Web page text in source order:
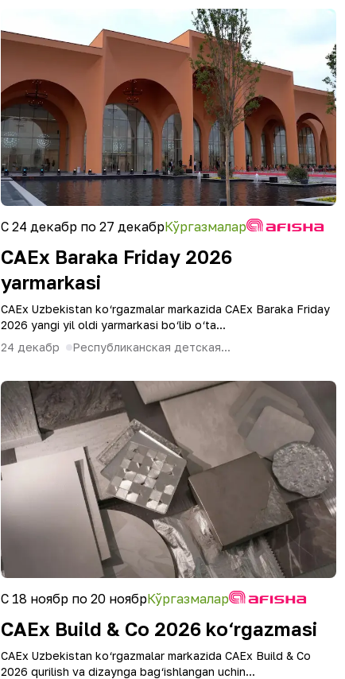
С 24 декабр по 27 декабрКўргазмалар
CAEx Baraka Friday 2026
yarmarkasi
CAEx Uzbekistan ko‘rgazmalar markazida CAEx Baraka Friday
2026 yangi yil oldi yarmarkasi bo‘lib o‘ta...
24 декабр
Республиканская детская...
С 18 ноябр по 20 ноябрКўргазмалар
CAEx Build & Co 2026 ko‘rgazmasi
CAEx Uzbekistan ko‘rgazmalar markazida CAEx Build & Co
2026 qurilish va dizaynga bag‘ishlangan uchin...